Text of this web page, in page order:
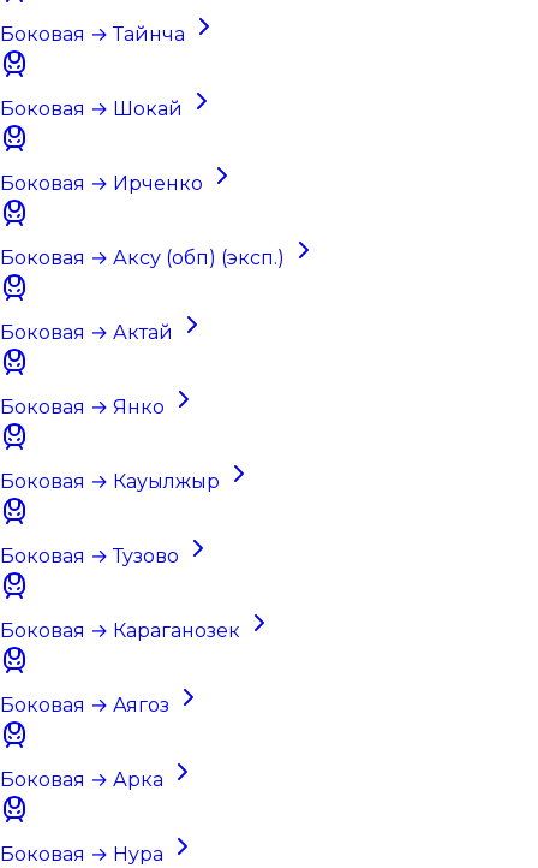
Боковая → Тайнча
Боковая → Шокай
Боковая → Ирченко
Боковая → Аксу (обп) (эксп.)
Боковая → Актай
Боковая → Янко
Боковая → Кауылжыр
Боковая → Тузово
Боковая → Караганозек
Боковая → Аягоз
Боковая → Арка
Боковая → Нура